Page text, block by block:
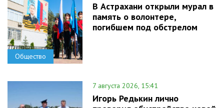
Общество
В Астрахани открыли мурал в
память о волонтере,
погибшем под обстрелом
7 августа 2026, 15:41
Игорь Редькин лично